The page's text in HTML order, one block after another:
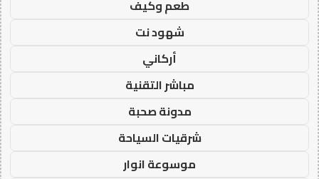
طعم وكيف
شهود نت
أركاني
مباشر التقنية
مدونة صحبة
شرقيات السياحة
موسوعة انوار